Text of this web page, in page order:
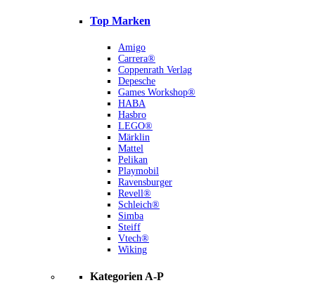
Top Marken
Amigo
Carrera®
Coppenrath Verlag
Depesche
Games Workshop®
HABA
Hasbro
LEGO®
Märklin
Mattel
Pelikan
Playmobil
Ravensburger
Revell®
Schleich®
Simba
Steiff
Vtech®
Wiking
Kategorien A-P